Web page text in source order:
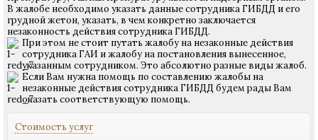
В жалобе необходимо указать данные сотрудника ГИБДД и его
грудной жетон, указать, в чем конкретно заключается
незаконность действия сотрудника ГИБДД.
При этом не стоит путать жалобу на незаконные действия
сотрудника ГАИ и жалобу на постановления вынесенное,
указанным сотрудником. Это абсолютно разные виды жалоб.
Если Вам нужна помощь по составлению жалобы на
незаконные действия сотрудника ГИБДД будем рады Вам
оказать соответствующую помощь.
Стоимость услуг